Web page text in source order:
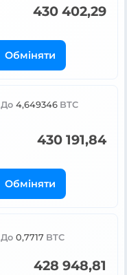
430 402,29
Обміняти
До 4,649346 BTC
430 191,84
Обміняти
До 0,7717 BTC
428 948,81